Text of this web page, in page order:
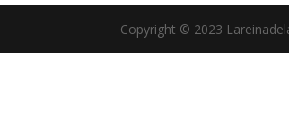
Copyright © 2023